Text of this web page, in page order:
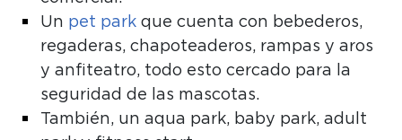
Un pet park que cuenta con bebederos,
regaderas, chapoteaderos, rampas y aros
y anfiteatro, todo esto cercado para la
seguridad de las mascotas.
También, un aqua park, baby park, adult